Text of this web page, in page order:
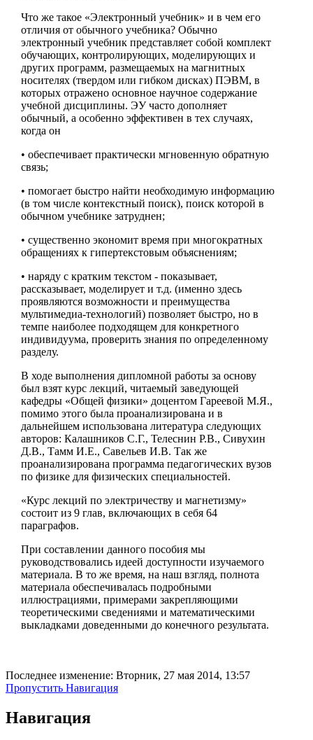
Что же такое «Электронный учебник» и в чем его
отличия от обычного учебника? Обычно
электронный учебник представляет собой комплект
обучающих, контролирующих, моделирующих и
других программ, размещаемых на магнитных
носителях (твердом или гибком дисках) ПЭВМ, в
которых отражено основное научное содержание
учебной дисциплины. ЭУ часто дополняет
обычный, а особенно эффективен в тех случаях,
когда он
• обеспечивает практически мгновенную обратную
связь;
• помогает быстро найти необходимую информацию
(в том числе контекстный поиск), поиск которой в
обычном учебнике затруднен;
• существенно экономит время при многократных
обращениях к гипертекстовым объяснениям;
• наряду с кратким текстом - показывает,
рассказывает, моделирует и т.д. (именно здесь
проявляются возможности и преимущества
мультимедиа-технологий) позволяет быстро, но в
темпе наиболее подходящем для конкретного
индивидуума, проверить знания по определенному
разделу.
В ходе выполнения дипломной работы за основу
был взят курс лекций, читаемый заведующей
кафедры «Общей физики» доцентом Гареевой М.Я.,
помимо этого была проанализирована и в
дальнейшем использована литература следующих
авторов: Калашников С.Г., Телеснин Р.В., Сивухин
Д.В., Тамм И.Е., Савельев И.В. Так же
проанализирована программа педагогических вузов
по физике для физических специальностей.
«Курс лекций по электричеству и магнетизму»
состоит из 9 глав, включающих в себя 64
параграфов.
При составлении данного пособия мы
руководствовались идеей доступности изучаемого
материала. В то же время, на наш взгляд, полнота
материала обеспечивалась подробными
иллюстрациями, примерами закрепляющими
теоретическими сведениями и математическими
выкладками доведенными до конечного результата.
Последнее изменение: Вторник, 27 мая 2014, 13:57
Пропустить Навигация
Навигация